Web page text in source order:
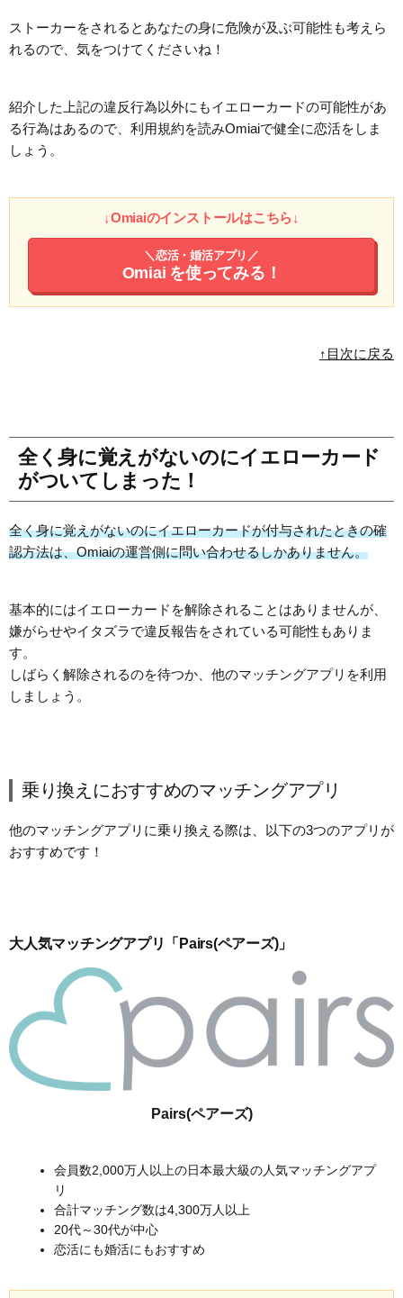
ストーカーをされるとあなたの身に危険が及ぶ可能性も考えら
れるので、気をつけてくださいね！
紹介した上記の違反行為以外にもイエローカードの可能性があ
る行為はあるので、利用規約を読みOmiaiで健全に恋活をしま
しょう。
↓Omiaiのインストールはこちら↓
＼恋活・婚活アプリ／
Omiai を使ってみる！
↑目次に戻る
全く身に覚えがないのにイエローカード
がついてしまった！
全く身に覚えがないのにイエローカードが付与されたときの確
認方法は、Omiaiの運営側に問い合わせるしかありません。
基本的にはイエローカードを解除されることはありませんが、
嫌がらせやイタズラで違反報告をされている可能性もありま
す。
しばらく解除されるのを待つか、他のマッチングアプリを利用
しましょう。
乗り換えにおすすめのマッチングアプリ
他のマッチングアプリに乗り換える際は、以下の3つのアプリが
おすすめです！
大人気マッチングアプリ「Pairs(ペアーズ)」
Pairs(ペアーズ)
会員数2,000万人以上の日本最大級の人気マッチングアプ
リ
合計マッチング数は4,300万人以上
20代～30代が中心
恋活にも婚活にもおすすめ